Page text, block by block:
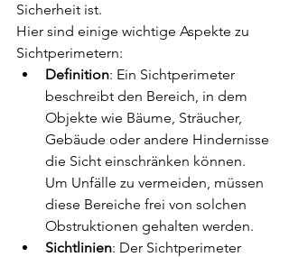
Sicherheit ist.
Hier sind einige wichtige Aspekte zu
Sichtperimetern:
Definition: Ein Sichtperimeter
beschreibt den Bereich, in dem
Objekte wie Bäume, Sträucher,
Gebäude oder andere Hindernisse
die Sicht einschränken können.
Um Unfälle zu vermeiden, müssen
diese Bereiche frei von solchen
Obstruktionen gehalten werden.
Sichtlinien: Der Sichtperimeter